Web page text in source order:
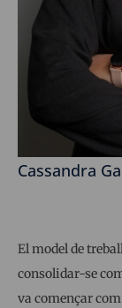
Cassandra
El model de
consolidar-se
va començar